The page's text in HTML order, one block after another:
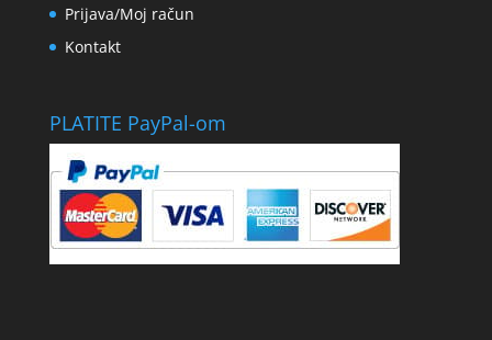
Prijava/Moj račun
Kontakt
PLATITE PayPal-om